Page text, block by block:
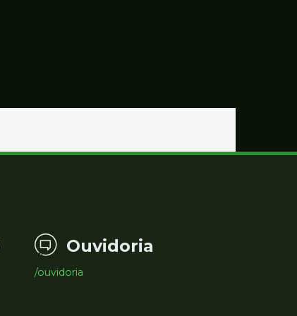
Ouvidoria
/ouvidoria